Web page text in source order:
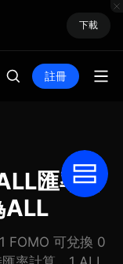
下載
註冊
匯率計
ALL
FOMO 可兌換 0